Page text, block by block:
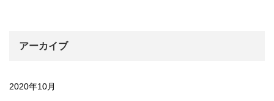
アーカイブ
2020年10月